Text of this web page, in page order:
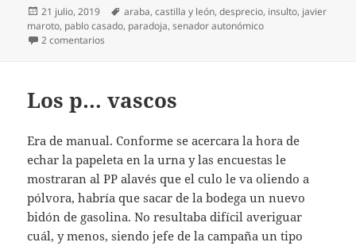
Publicado
el
21 julio, 2019 Etiquetas
araba,castilla y león,desprecio, insulto, javier
maroto, pablo casado, paradoja,senador autonómico
2 comentarios
Los p… vascos
Era de manual. Conforme se acercara la hora de
echar la papeleta en la urna y las encuestas le
mostraran al PP alavés que el culo le va oliendo a
pólvora, habría que sacar de la bodega un nuevo
bidón de gasolina. No resultaba difícil averiguar
cuál, y menos, siendo jefe de la campaña un tipo